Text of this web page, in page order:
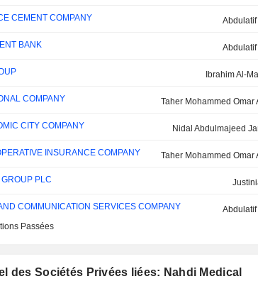
CEMENT COMPANY Abdulatif
BANK Abdulatif
Ibrahim Al-
COMPANY Taher Mohammed Omar
CITY COMPANY Nidal Abdulmajeed
INSURANCE COMPANY Taher Mohammed Omar
PLC
COMMUNICATION SERVICES COMPANY
Abdulatif
Passées
des Sociétés Privées liées: Nahdi Medical